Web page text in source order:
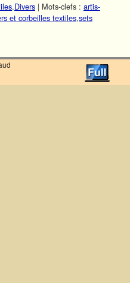
,Divers | Mots-clefs : artis-
et corbeilles textiles,sets